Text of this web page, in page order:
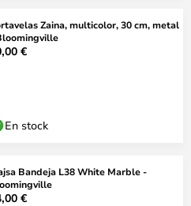
Zaina, multicolor, 30 cm, metal
€
En stock
Bandeja L38 White Marble -
€